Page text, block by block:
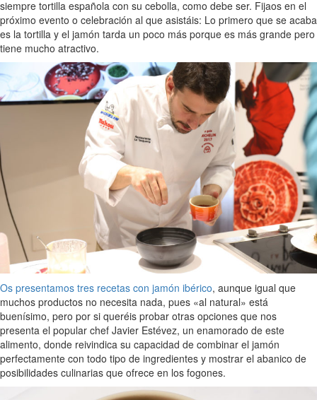
siempre tortilla española con su cebolla, como debe ser. Fijaos en el
próximo evento o celebración al que asistáis: Lo primero que se acaba
es la tortilla y el jamón tarda un poco más porque es más grande pero
tiene mucho atractivo.
Os presentamos tres recetas con jamón ibérico, aunque igual que
muchos productos no necesita nada, pues «al natural» está
buenísimo, pero por si queréis probar otras opciones que nos
presenta el popular chef Javier Estévez, un enamorado de este
alimento, donde reivindica su capacidad de combinar el jamón
perfectamente con todo tipo de ingredientes y mostrar el abanico de
posibilidades culinarias que ofrece en los fogones.